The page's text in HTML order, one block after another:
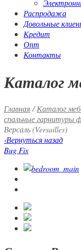
Распродажа
Довольные
Кредит
Опт
Контакты
Каталог
Главная/Каталог
спальные гарнитуры
Версаль (Versailles)
‹Вернуться назад
Bug Fix